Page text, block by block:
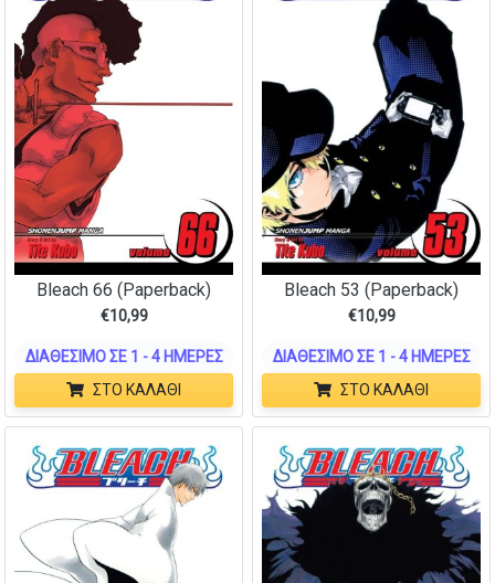
Bleach 66 (Paperback)
€10,99
ΔΙΑΘΈΣΙΜΟ ΣΕ 1 - 4 ΗΜΈΡΕΣ
ΣΤΟ ΚΑΛΆΘΙ
Bleach 53 (Paperback)
€10,99
ΔΙΑΘΈΣΙΜΟ ΣΕ 1 - 4 ΗΜΈΡΕΣ
ΣΤΟ ΚΑΛΆΘΙ